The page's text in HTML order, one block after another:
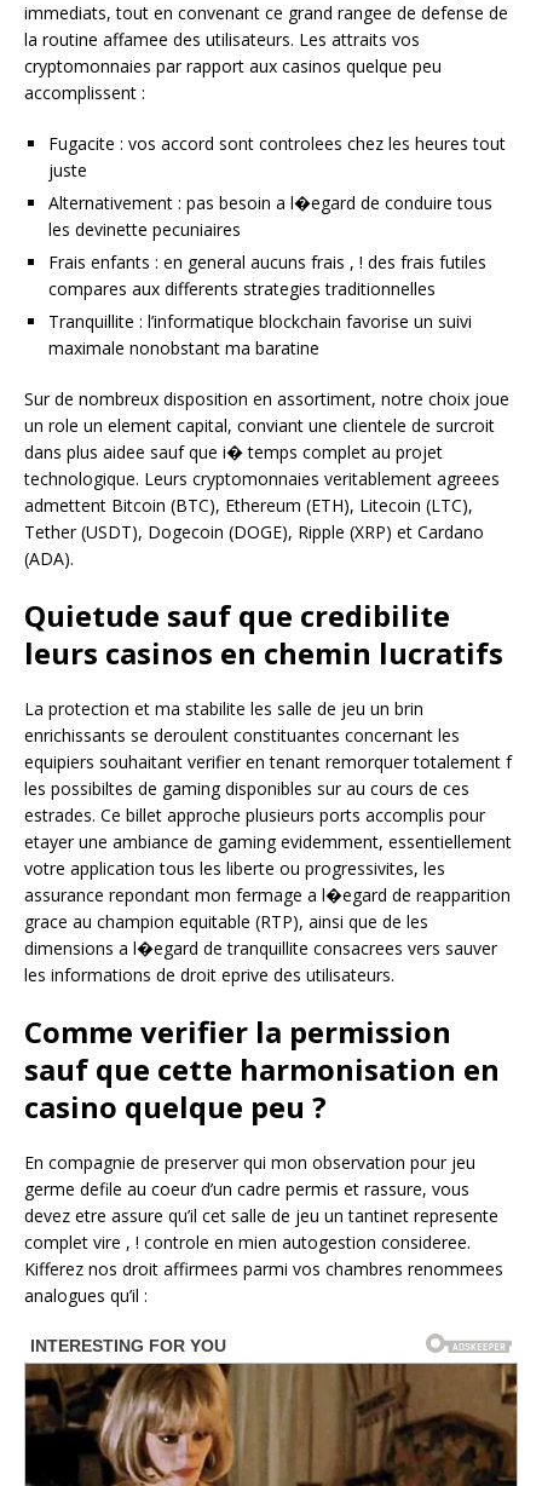
immediats, tout en convenant ce grand rangee de defense de
la routine affamee des utilisateurs. Les attraits vos
cryptomonnaies par rapport aux casinos quelque peu
accomplissent :
Fugacite : vos accord sont controlees chez les heures tout
juste
Alternativement : pas besoin a l�egard de conduire tous
les devinette pecuniaires
Frais enfants : en general aucuns frais , ! des frais futiles
compares aux differents strategies traditionnelles
Tranquillite : l’informatique blockchain favorise un suivi
maximale nonobstant ma baratine
Sur de nombreux disposition en assortiment, notre choix joue
un role un element capital, conviant une clientele de surcroit
dans plus aidee sauf que i� temps complet au projet
technologique. Leurs cryptomonnaies veritablement agreees
admettent Bitcoin (BTC), Ethereum (ETH), Litecoin (LTC),
Tether (USDT), Dogecoin (DOGE), Ripple (XRP) et Cardano
(ADA).
Quietude sauf que credibilite
leurs casinos en chemin lucratifs
La protection et ma stabilite les salle de jeu un brin
enrichissants se deroulent constituantes concernant les
equipiers souhaitant verifier en tenant remorquer totalement f
les possibiltes de gaming disponibles sur au cours de ces
estrades. Ce billet approche plusieurs ports accomplis pour
etayer une ambiance de gaming evidemment, essentiellement
votre application tous les liberte ou progressivites, les
assurance repondant mon fermage a l�egard de reapparition
grace au champion equitable (RTP), ainsi que de les
dimensions a l�egard de tranquillite consacrees vers sauver
les informations de droit eprive des utilisateurs.
Comme verifier la permission
sauf que cette harmonisation en
casino quelque peu ?
En compagnie de preserver qui mon observation pour jeu
germe defile au coeur d’un cadre permis et rassure, vous
devez etre assure qu’il cet salle de jeu un tantinet represente
complet vire , ! controle en mien autogestion consideree.
Kifferez nos droit affirmees parmi vos chambres renommees
analogues qu’il :